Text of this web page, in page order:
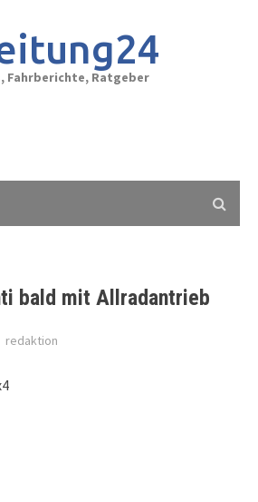
Fahrberichte, Ratgeber
bald mit Allradantrieb
redaktion